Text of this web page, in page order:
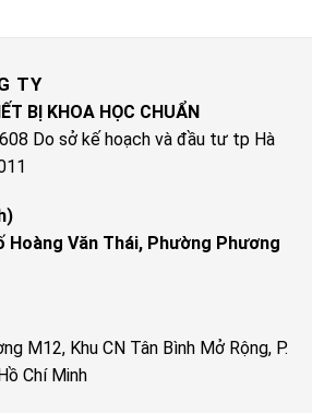
TY
BỊ KHOA HỌC CHUẨN
Do sở kế hoạch và đầu tư tp Hà
Hoàng Văn Thái, Phường Phương
M12, Khu CN Tân Bình Mở Rộng, P.
Chí Minh